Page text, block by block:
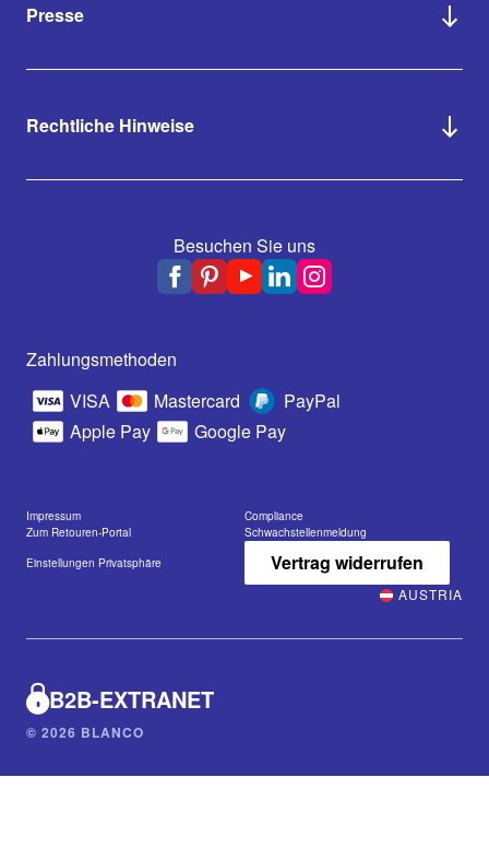
Presse
Rechtliche Hinweise
Besuchen Sie uns
Zahlungsmethoden
VISA
Mastercard
PayPal
Apple Pay
Google Pay
Impressum
Compliance
Zum Retouren-Portal
Schwachstellenmeldung
Einstellungen Privatsphäre
Vertrag widerrufen
AUSTRIA
B2B-EXTRANET
© 2026 BLANCO